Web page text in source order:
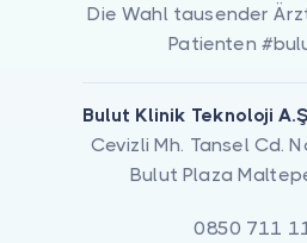
Die Wahl tausender
Patienten
Bulut Klinik Teknoloji
Cevizli Mh. Tansel Cd.
Bulut Plaza
0850 711